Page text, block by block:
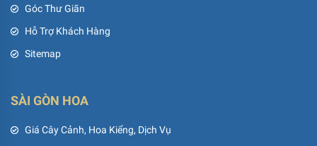
Góc Thư Giãn
Hỗ Trợ Khách Hàng
Sitemap
SÀI GÒN HOA
Giá Cây Cảnh, Hoa Kiểng, Dịch Vụ